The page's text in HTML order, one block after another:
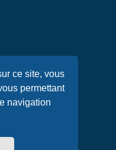
ce site, vous
permettant
navigation